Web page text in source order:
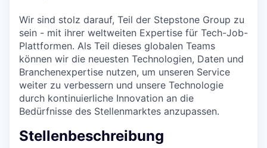
Wir sind stolz darauf, Teil der Stepstone Group zu
sein - mit ihrer weltweiten Expertise für Tech-Job-
Plattformen. Als Teil dieses globalen Teams
können wir die neuesten Technologien, Daten und
Branchenexpertise nutzen, um unseren Service
weiter zu verbessern und unsere Technologie
durch kontinuierliche Innovation an die
Bedürfnisse des Stellenmarktes anzupassen.
Stellenbeschreibung